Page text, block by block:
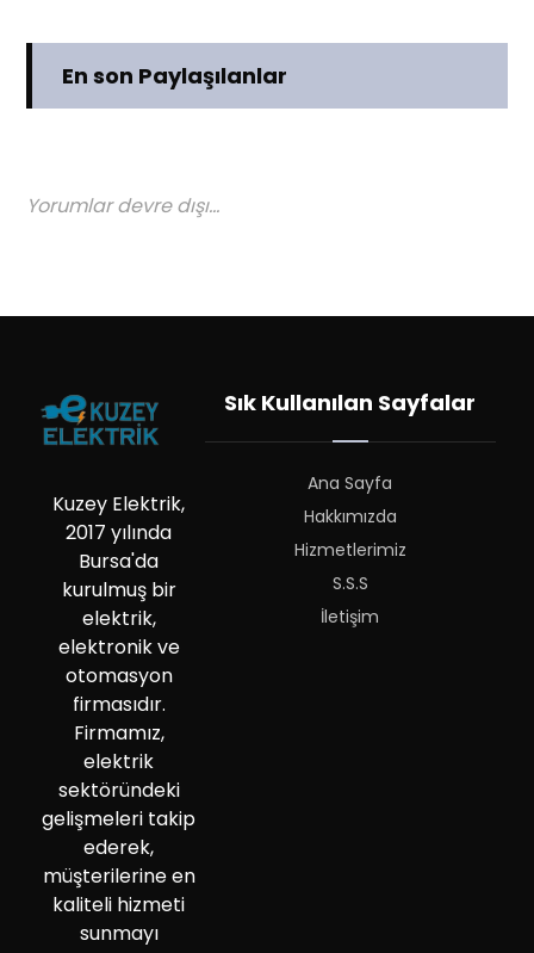
En son Paylaşılanlar
Yorumlar devre dışı...
Kuzey Elektrik,
2017 yılında
Bursa'da
kurulmuş bir
elektrik,
elektronik ve
otomasyon
firmasıdır.
Firmamız,
elektrik
sektöründeki
gelişmeleri takip
ederek,
müşterilerine en
kaliteli hizmeti
sunmayı
Sık Kullanılan Sayfalar
Ana Sayfa
Hakkımızda
Hizmetlerimiz
S.S.S
İletişim